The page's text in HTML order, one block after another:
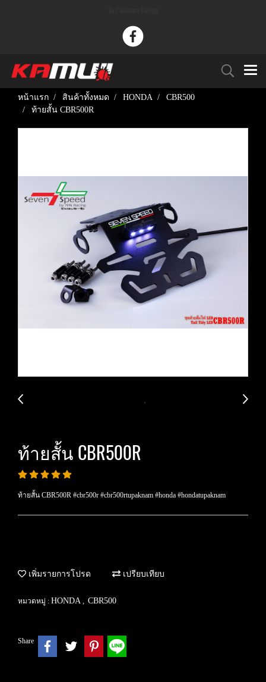
หน้าแรก สินค้าทั้งหมด HONDA
CBR500
ท้ายสั้น CBR500R
ท้ายสั้น CBR500R
ท้ายสั้น CBR500R #cbr500r #cbr500rtupaknam #honda #hondatupaknam
เพิ่มรายการโปรด เปรียบเทียบ
หมวดหมู่ : HONDA , CBR500
Share